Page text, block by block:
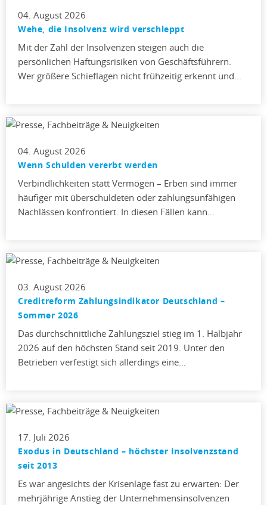
04. August 2026
Wehe, die Insolvenz wird verschleppt
Mit der Zahl der Insolvenzen steigen auch die
persönlichen Haftungsrisiken von Geschäftsführern.
Wer größere Schieflagen nicht frühzeitig erkennt und…
04. August 2026
Wenn Schulden vererbt werden
Verbindlichkeiten statt Vermögen – Erben sind immer
häufiger mit überschuldeten oder zahlungsunfähigen
Nachlässen konfrontiert. In diesen Fällen kann…
03. August 2026
Creditreform Zahlungsindikator Deutschland –
Sommer 2026
Das durchschnittliche Zahlungsziel stieg im 1. Halbjahr
2026 auf den höchsten Stand seit 2019. Unter den
Betrieben verfestigt sich allerdings eine…
17. Juli 2026
Exodus in Deutschland – höchster Insolvenzstand
seit 2013
Es war angesichts der Krisenlage fast zu erwarten: Der
mehrjährige Anstieg der Unternehmensinsolvenzen